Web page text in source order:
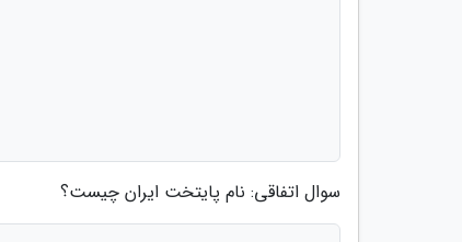
سوال اتفاقی: نام پایتخت ایران چیست؟